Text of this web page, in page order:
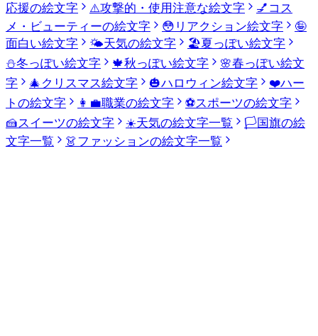
応援の絵文字
⚠️攻撃的・使用注意な絵文字 💅 コス
メ・ビューティーの絵文字
😳 リアクション絵文字
🤪
面白い絵文字
🌤️天気の絵文字 🏖️夏っぽい絵文字
⛄冬っぽい絵文字 🍁秋っぽい絵文字 🌸春っぽい絵文
字
🎄 クリスマス絵文字 🎃ハロウィン絵文字 ❤️ハー
トの絵文字
👩‍💼職業の絵文字 ⚽スポーツの絵文字
🍰スイーツの絵文字 ☀️天気の絵文字一覧 🏳️国旗の絵
文字一覧
👗ファッションの絵文字一覧